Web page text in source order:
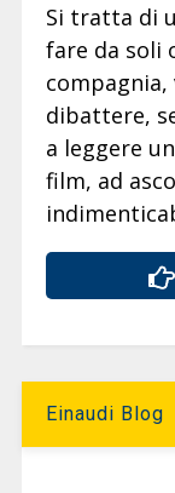
Si tratta di
fare da soli
dibattere,
a leggere
film, ad
Einaudi Blog